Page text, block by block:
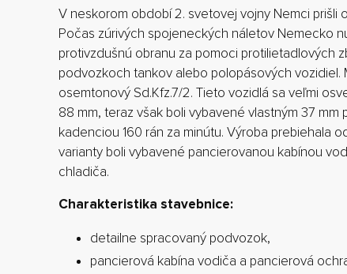
V neskorom období 2. svetovej vojny Nemci prišli
Počas zúrivých spojeneckých náletov Nemecko
protivzdušnú obranu za pomoci protilietadlových
podvozkoch tankov alebo polopásových vozidiel.
osemtonový Sd.Kfz.7/2. Tieto vozidlá sa veľmi
88 mm, teraz však boli vybavené vlastným 37
kadenciou 160 rán za minútu. Výroba prebiehala
varianty boli vybavené pancierovanou kabínou
chladiča.
Charakteristika stavebnice:
detailne spracovaný podvozok,
pancierová kabína vodiča a pancierová